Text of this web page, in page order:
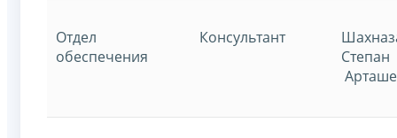
Отдел
обеспечения
Консультант
Степан